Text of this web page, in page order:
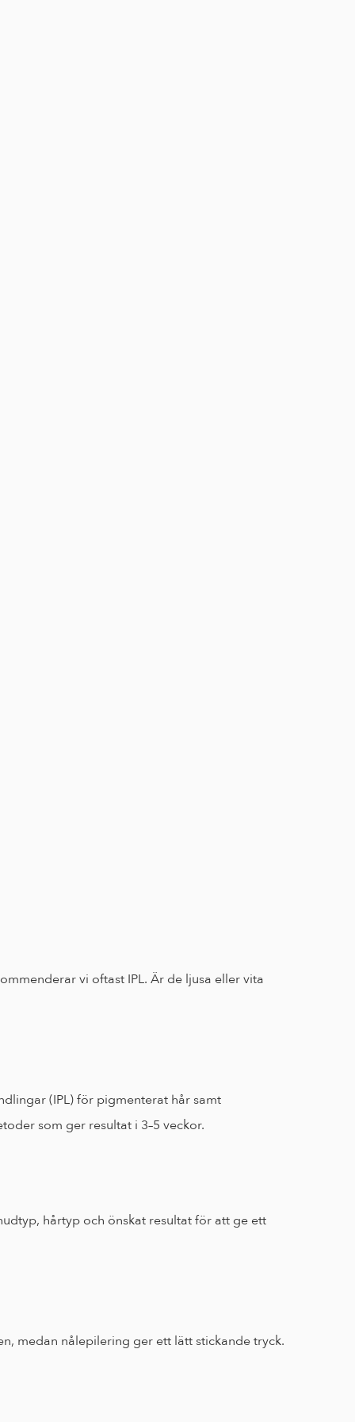
vi oftast IPL. Är de ljusa eller vita
(IPL) för pigmenterat hår samt
som ger resultat i 3–5 veckor.
hårtyp och önskat resultat för att ge ett
medan nålepilering ger ett lätt stickande tryck.